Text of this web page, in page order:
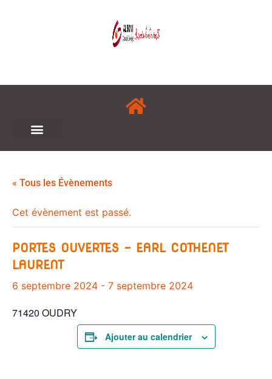
« Tous les Évènements
Cet évènement est passé.
PORTES OUVERTES – EARL COTHENET
LAURENT
6 septembre 2024 - 7 septembre 2024
71420 OUDRY
Ajouter au calendrier